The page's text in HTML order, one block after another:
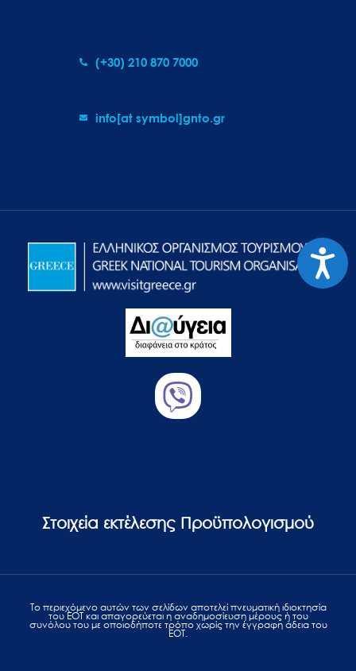
(+30) 210 870 7000
info[at symbol]gnto.gr
Στοιχεία εκτέλεσης Προϋπολογισμού
Το περιεχόμενο αυτών των σελίδων αποτελεί πvευματική ιδιοκτησία
του ΕΟΤ και απαγορεύεται η αναδημοσίευση μέρους ή του
συνόλου του με οποιοδήποτε τρόπο χωρίς την έγγραφη άδεια του
ΕΟΤ.